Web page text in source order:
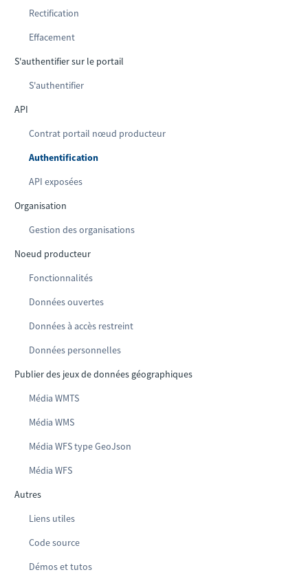
Rectification
Effacement
S'authentifier sur le portail
S'authentifier
API
Contrat portail nœud producteur
Authentification
API exposées
Organisation
Gestion des organisations
Noeud producteur
Fonctionnalités
Données ouvertes
Données à accès restreint
Données personnelles
Publier des jeux de données géographiques
Média WMTS
Média WMS
Média WFS type GeoJson
Média WFS
Autres
Liens utiles
Code source
Démos et tutos